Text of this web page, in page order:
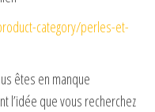
category/perles-et-
êtes en manque
l’idée que vous recherchez